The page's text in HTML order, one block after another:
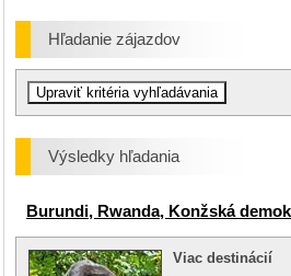
Hľadanie zájazdov
Výsledky hľadania
Burundi, Rwanda, Konžská
Viac destinácií